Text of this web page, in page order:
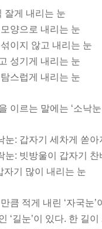
잘게 내리는 눈
양으로 내리는 눈
이지 않고 내리는 눈
성기게 내리는 눈
스럽게 내리는 눈
이르는 말에는 ‘소낙
눈: 갑자기 세차게 쏟
눈: 빗방울이 갑자기
자기 많이 내리는 눈
큼 적게 내린 ‘자국눈
‘길눈’이 있다. 한 길